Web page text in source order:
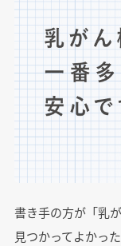
書き手の方が「乳
見つかってよかっ